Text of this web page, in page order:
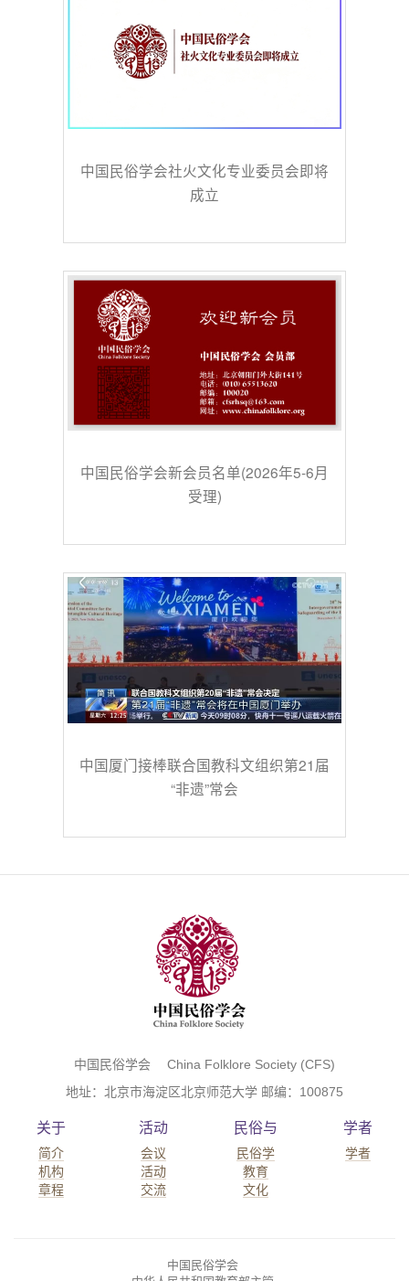
中国民俗学会社火文化专业委员会即将
成立
中国民俗学会新会员名单(2026年5-6月
受理)
中国厦门接棒联合国教科文组织第21届
“非遗”常会
中国民俗学会 China Folklore Society (CFS)
地址：北京市海淀区北京师范大学 邮编：100875
关于
简介
机构
章程
活动
会议
活动
交流
民俗与
民俗学
教育
文化
学者
学者
中国民俗学会